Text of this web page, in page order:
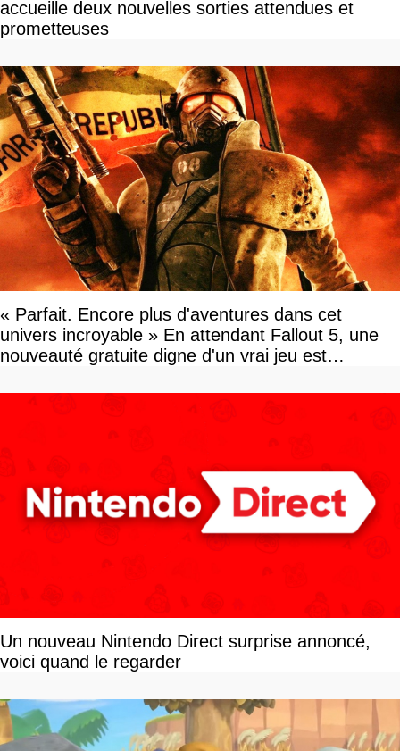
accueille deux nouvelles sorties attendues et
prometteuses
« Parfait. Encore plus d'aventures dans cet
univers incroyable » En attendant Fallout 5, une
nouveauté gratuite digne d'un vrai jeu est
Un nouveau Nintendo Direct surprise annoncé,
voici quand le regarder